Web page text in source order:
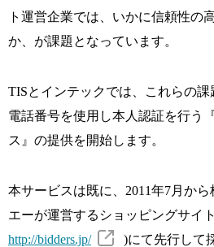
ト運営企業では、いかに信頼性の
か、が課題となっています。
TISとインテックでは、これらの
電話番号を使用し本人認証を行う
ス』の提供を開始します。
本サービスは既に、2011年7月から
エーが運営するショッピングサイ
http://bidders.jp/
)にて先行して